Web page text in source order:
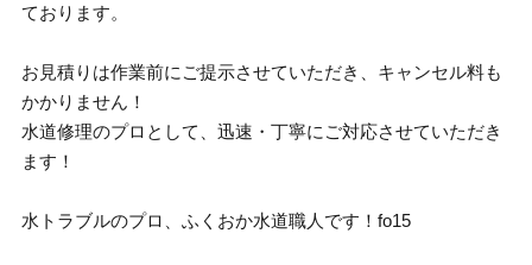
ております。
お見積りは作業前にご提示させていただき、キャンセル料も
かかりません！
水道修理のプロとして、迅速・丁寧にご対応させていただき
ます！
水トラブルのプロ、ふくおか水道職人です！fo15